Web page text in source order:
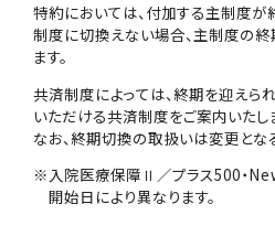
特約においては、付加する主制度
制度に切換えない場合、主制度の
ます。
共済制度によっては、終期を迎えら
いただける共済制度をご案内いたし
なお、終期切換の取扱いは変更とな
※入院医療保障Ⅱ／プラス500・
開始日により異なります。